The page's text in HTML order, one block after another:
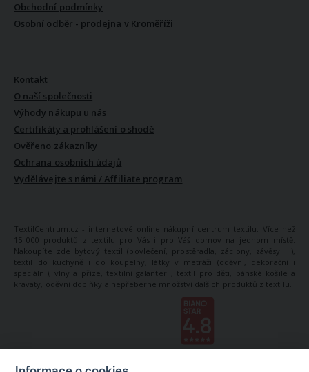
Obchodní podmínky
Osobní odběr - prodejna v Kroměříži
Kontakt
O naší společnosti
Výhody nákupu u nás
Certifikáty a prohlášení o shodě
Ověřeno zákazníky
Ochrana osobních údajů
Vydělávejte s námi / Affiliate program
TextilCentrum.cz - internetové online nákupní centrum textilu. Více než
15 000 produktů z textilu pro Vás i pro Váš domov na jednom místě.
Nakoupíte zde bytový textil (povlečení, prostěradla, záclony, závěsy ...),
textil do kuchyně i do koupelny, látky v metráži (oděvní, dekorační i
speciální), vlny a příze, textilní galanterii, textil pro děti, pánské košile a
kravaty, oděvní doplňky a nepřeberné množství dalších produktů z textilu.